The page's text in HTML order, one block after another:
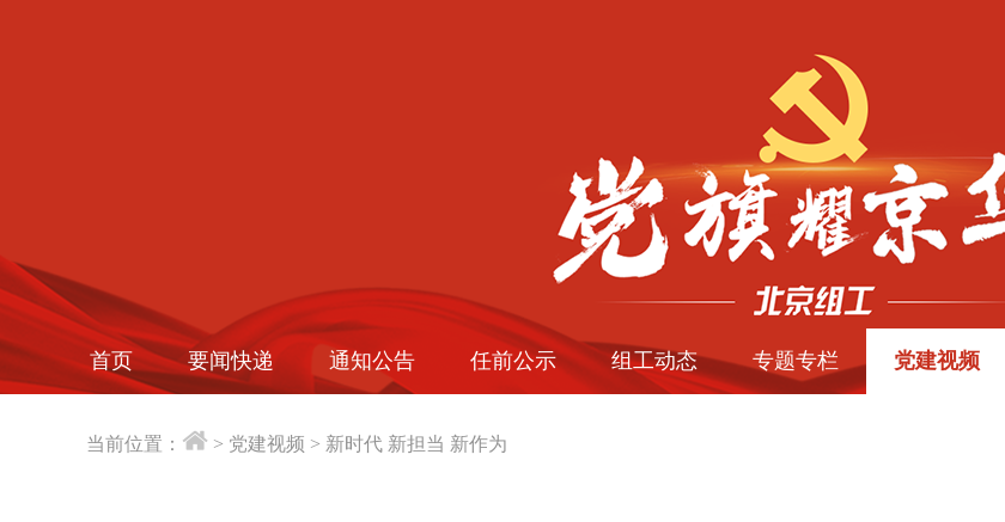
首页 要闻快递 通知公告 任前公示 组工动态 专题专栏 党建视频
当前位置： > 党建视频 > 新时代 新担当 新作为